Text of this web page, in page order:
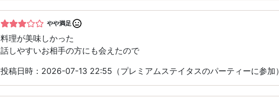
やや満足
料理が美味しかった
話しやすいお相手の方にも会えたので
投稿日時：2026-07-13 22:55（プレミアムステイタスのパーティーに参加）